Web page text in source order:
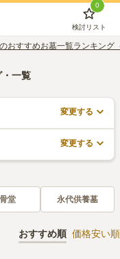
0
検討リスト
おすすめお墓一覧ランキング
一覧
変更する
変更する
堂 永代供養墓
おすすめ順 価格安い順